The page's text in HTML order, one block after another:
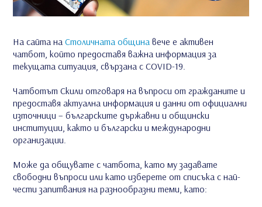
На сайта наСтоличната община вече е активен
чатбот, който предоставя важна информация за
текущата ситуация, свързана с COVID-19.
Чатботът Скили отговаря на въпроси от гражданите и
предоставя актуална информация и данни от официални
източници – българските държавни и общински
институции, както и български и международни
организации.
Може да общувате с чатбота, като му задавате
свободни въпроси или като изберете от списъка с най-
чести запитвания на разнообразни теми, като: